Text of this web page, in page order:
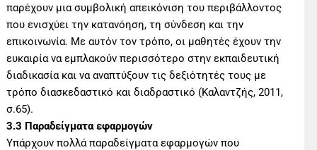
παρέχουν μια συμβολική απεικόνιση του περιβάλλοντος
που ενισχύει την κατανόηση, τη σύνδεση και την
επικοινωνία. Με αυτόν τον τρόπο, οι μαθητές έχουν την
ευκαιρία να εμπλακούν περισσότερο στην εκπαιδευτική
διαδικασία και να αναπτύξουν τις δεξιότητές τους με
τρόπο διασκεδαστικό και διαδραστικό (Καλαντζής, 2011,
σ.65).
3.3 Παραδείγματα εφαρμογών
Υπάρχουν πολλά παραδείγματα εφαρμογών που